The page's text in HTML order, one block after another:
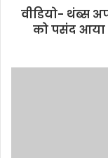
वीडियो- थंब्स
को पसंद आया